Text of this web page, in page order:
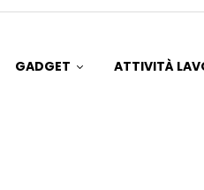
GADGET ATTIVITÀ